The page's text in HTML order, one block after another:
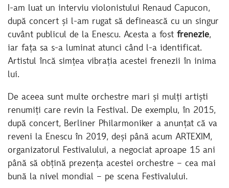
I-am luat un interviu violonistului Renaud Capucon,
după concert și l-am rugat să definească cu un singur
cuvânt publicul de la Enescu. Acesta a fost frenezie,
iar fața sa s-a luminat atunci când l-a identificat.
Artistul încă simțea vibrația acestei frenezii în inima
lui.
De aceea sunt multe orchestre mari și mulți artiști
renumiți care revin la Festival. De exemplu, în 2015,
după concert, Berliner Philarmoniker a anunțat că va
reveni la Enescu în 2019, deși până acum ARTEXIM,
organizatorul Festivalului, a negociat aproape 15 ani
până să obțină prezența acestei orchestre – cea mai
bună la nivel mondial – pe scena Festivalului.